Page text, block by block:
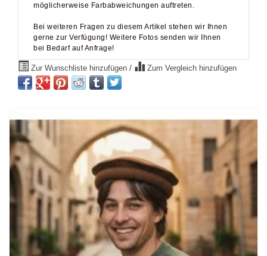
möglicherweise Farbabweichungen auftreten.
Bei weiteren Fragen zu diesem Artikel stehen wir Ihnen
gerne zur Verfügung! Weitere Fotos senden wir Ihnen
bei Bedarf auf Anfrage!
Zur Wunschliste hinzufügen / Zum Vergleich hinzufügen